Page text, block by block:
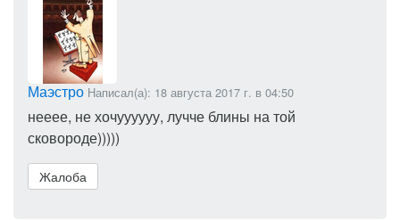
Маэстро Написал(а): 18 августа 2017 г. в 04:50
нееее, не хочуууууу, лучче блины на той
сковороде)))))
Жалоба